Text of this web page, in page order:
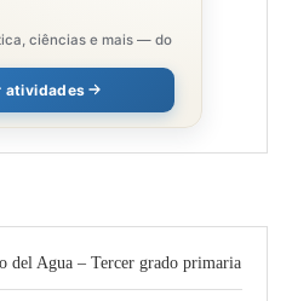
ciências e mais — do
atividades
del Agua – Tercer grado primaria